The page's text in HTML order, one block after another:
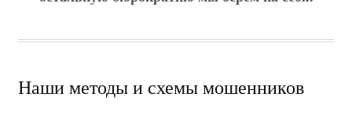
Наши методы и схемы мошенников